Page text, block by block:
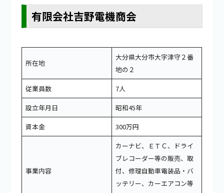
有限会社吉野電機商会
所在地
大分県大分市大字津守２番
地の２
従業員数
7人
設立年月日
昭和45年
資本金
300万円
事業内容
カーナビ、ＥＴＣ、ドライ
ブレコーダー等の販売、取
付、修理自動車電装品・バ
ッテリー、カーエアコン等